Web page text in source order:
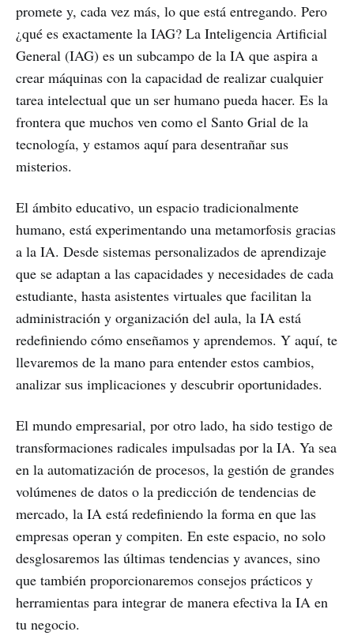
promete y, cada vez más, lo que está entregando. Pero
¿qué es exactamente la IAG? La Inteligencia Artificial
General (IAG) es un subcampo de la IA que aspira a
crear máquinas con la capacidad de realizar cualquier
tarea intelectual que un ser humano pueda hacer. Es la
frontera que muchos ven como el Santo Grial de la
tecnología, y estamos aquí para desentrañar sus
misterios.
El ámbito educativo, un espacio tradicionalmente
humano, está experimentando una metamorfosis gracias
a la IA. Desde sistemas personalizados de aprendizaje
que se adaptan a las capacidades y necesidades de cada
estudiante, hasta asistentes virtuales que facilitan la
administración y organización del aula, la IA está
redefiniendo cómo enseñamos y aprendemos. Y aquí, te
llevaremos de la mano para entender estos cambios,
analizar sus implicaciones y descubrir oportunidades.
El mundo empresarial, por otro lado, ha sido testigo de
transformaciones radicales impulsadas por la IA. Ya sea
en la automatización de procesos, la gestión de grandes
volúmenes de datos o la predicción de tendencias de
mercado, la IA está redefiniendo la forma en que las
empresas operan y compiten. En este espacio, no solo
desglosaremos las últimas tendencias y avances, sino
que también proporcionaremos consejos prácticos y
herramientas para integrar de manera efectiva la IA en
tu negocio.